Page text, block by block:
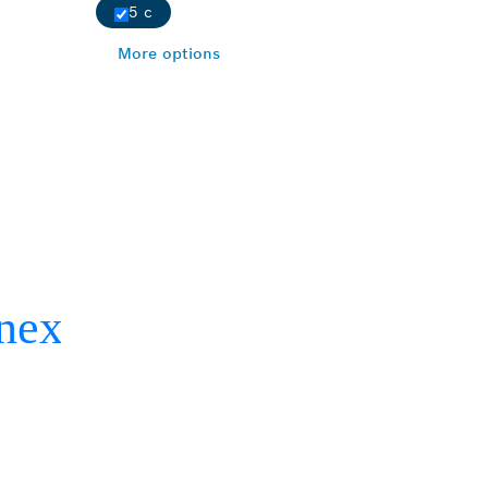
5 c
More options